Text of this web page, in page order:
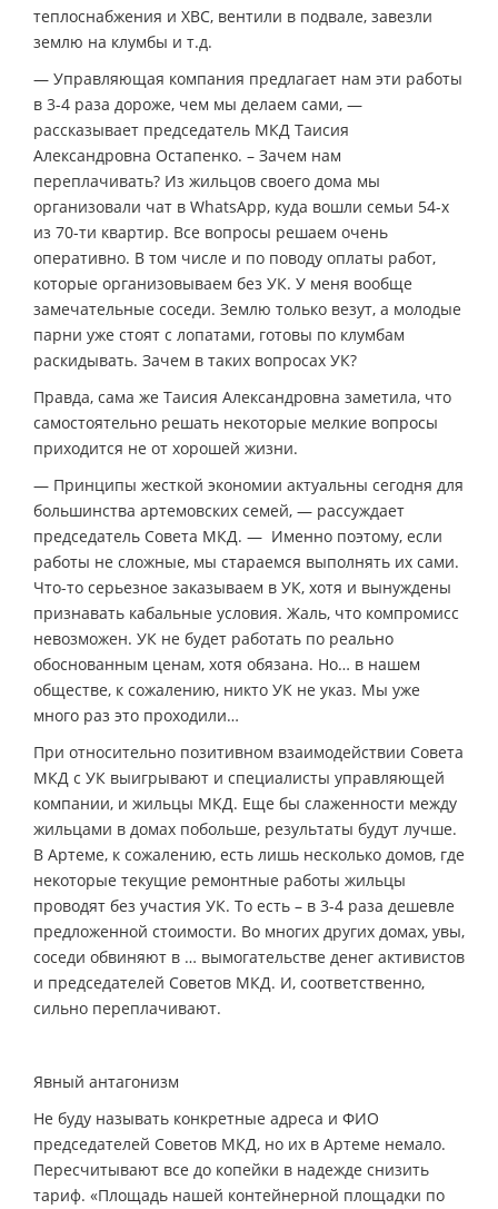
теплоснабжения и ХВС, вентили в подвале, завезли
землю на клумбы и т.д.
— Управляющая компания предлагает нам эти работы
в 3-4 раза дороже, чем мы делаем сами, —
рассказывает председатель МКД Таисия
Александровна Остапенко. – Зачем нам
переплачивать? Из жильцов своего дома мы
организовали чат в WhatsApp, куда вошли семьи 54-х
из 70-ти квартир. Все вопросы решаем очень
оперативно. В том числе и по поводу оплаты работ,
которые организовываем без УК. У меня вообще
замечательные соседи. Землю только везут, а молодые
парни уже стоят с лопатами, готовы по клумбам
раскидывать. Зачем в таких вопросах УК?
Правда, сама же Таисия Александровна заметила, что
самостоятельно решать некоторые мелкие вопросы
приходится не от хорошей жизни.
— Принципы жесткой экономии актуальны сегодня для
большинства артемовских семей, — рассуждает
председатель Совета МКД. — Именно поэтому, если
работы не сложные, мы стараемся выполнять их сами.
Что-то серьезное заказываем в УК, хотя и вынуждены
признавать кабальные условия. Жаль, что компромисс
невозможен. УК не будет работать по реально
обоснованным ценам, хотя обязана. Но… в нашем
обществе, к сожалению, никто УК не указ. Мы уже
много раз это проходили…
При относительно позитивном взаимодействии Совета
МКД с УК выигрывают и специалисты управляющей
компании, и жильцы МКД. Еще бы слаженности между
жильцами в домах побольше, результаты будут лучше.
В Артеме, к сожалению, есть лишь несколько домов, где
некоторые текущие ремонтные работы жильцы
проводят без участия УК. То есть – в 3-4 раза дешевле
предложенной стоимости. Во многих других домах, увы,
соседи обвиняют в … вымогательстве денег активистов
и председателей Советов МКД. И, соответственно,
сильно переплачивают.
Явный антагонизм
Не буду называть конкретные адреса и ФИО
председателей Советов МКД, но их в Артеме немало.
Пересчитывают все до копейки в надежде снизить
тариф. «Площадь нашей контейнерной площадки по